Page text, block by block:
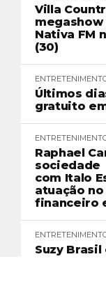
Villa
Nativa FM
(30)
Últimos
gratuito
Raphael
sociedade
com Italo
atuação
financeiro
Suzy